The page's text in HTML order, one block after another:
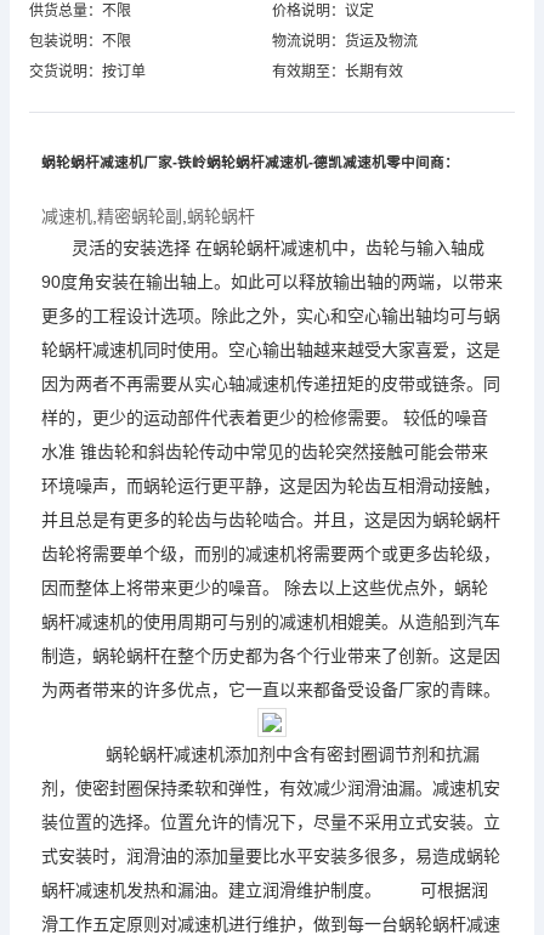
供货总量：不限
价格说明：议定
包装说明：不限
物流说明：货运及物流
交货说明：按订单
有效期至：长期有效
蜗轮蜗杆减速机厂家-铁岭蜗轮蜗杆减速机-德凯减速机零中间商：
减速机 精密蜗轮副 蜗轮蜗杆
灵活的安装选择 在蜗轮蜗杆减速机中，齿轮与输入轴成
90度角安装在输出轴上。如此可以释放输出轴的两端，以带来
更多的工程设计选项。除此之外，实心和空心输出轴均可与蜗
轮蜗杆减速机同时使用。空心输出轴越来越受大家喜爱，这是
因为两者不再需要从实心轴减速机传递扭矩的皮带或链条。同
样的，更少的运动部件代表着更少的检修需要。 较低的噪音
水准 锥齿轮和斜齿轮传动中常见的齿轮突然接触可能会带来
环境噪声，而蜗轮运行更平静，这是因为轮齿互相滑动接触，
并且总是有更多的轮齿与齿轮啮合。并且，这是因为蜗轮蜗杆
齿轮将需要单个级，而别的减速机将需要两个或更多齿轮级，
因而整体上将带来更少的噪音。 除去以上这些优点外， 蜗轮
蜗杆减速机的使用周期可与别的减速机相媲美。从造船到汽车
制造， 蜗轮蜗杆在整个历史都为各个行业带来了创新。这是因
为两者带来的许多优点，它一直以来都备受设备厂家的青睐。
蜗轮蜗杆减速机添加剂中含有密封圈调节剂和抗漏
剂，使密封圈保持柔软和弹性，有效减少润滑油漏。 减速机安
装位置的选择。位置允许的情况下，尽量不采用立式安装。立
式安装时，润滑油的添加量要比水平安装多很多，易造成蜗轮
蜗杆减速机发热和漏油。建立润滑维护制度。 可根据润
滑工作五定原则对减速机进行维护，做到每一台蜗轮蜗杆减速